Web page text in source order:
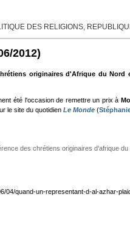
DES RELIGIONS,
2012)
originaires d'Afrique du Nord
été l'occasion de remettre un prix à
le site du quotidienLe Monde (
des chrétiens originaires d'afrique du
04/quand-un-representant-d-al-azhar-